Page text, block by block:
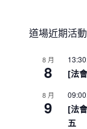
道場近期活動
8 月
8 [法
8 月
9
[法
五